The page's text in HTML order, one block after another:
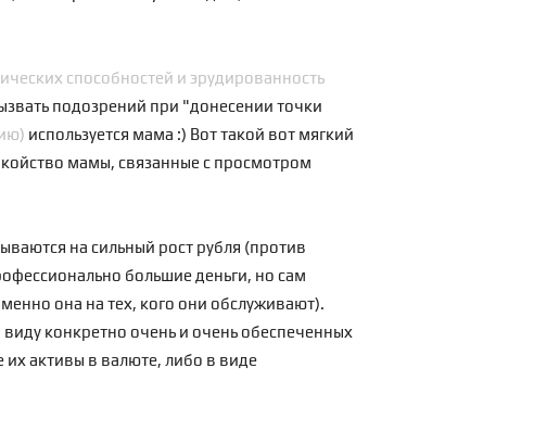
способностей и эрудированность
подозрений при "донесении точки
используется мама :) Вот такой вот мягкий
мамы, связанные с просмотром
на сильный рост рубля (против
большие деньги, но сам
она на тех, кого они обслуживают).
конкретно очень и очень обеспеченных
активы в валюте, либо в виде